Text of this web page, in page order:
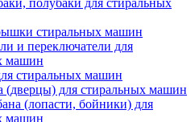
полубаки для стиральных
стиральных машин
и переключатели для
машин
стиральных машин
(дверцы) для стиральных машин
(лопасти, бойники) для
машин